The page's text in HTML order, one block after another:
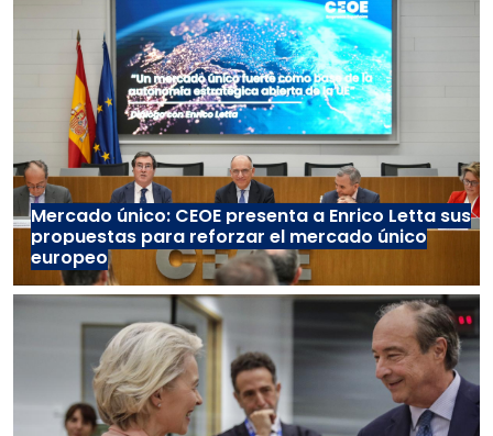
Mercado único: CEOE presenta a Enrico Letta sus
propuestas para reforzar el mercado único
europeo